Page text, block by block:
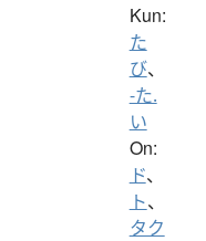
Kun:
た
び、
-た.
い
On:
ド、
ト、
タク